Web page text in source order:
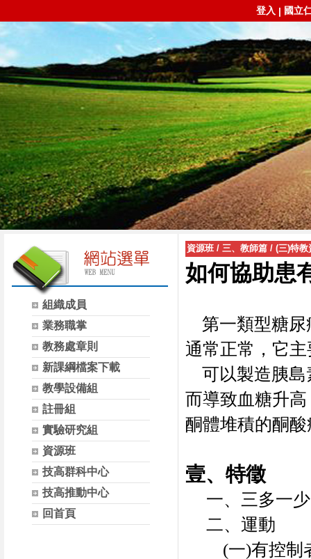
登入 | 國立
組織成員
業務職掌
教務處章則
新課綱檔案下載
教學設備組
註冊組
實驗研究組
資源班
技高群科中心
技高推動中心
回首頁
資源班 / 三、教師篇 / (三)特教
如何協助患
第一類型糖
通常正常，它
可以製造胰
而導致血糖升
酮體堆積的酮
壹、特徵
一、三多一
二、運動
(一)有控制